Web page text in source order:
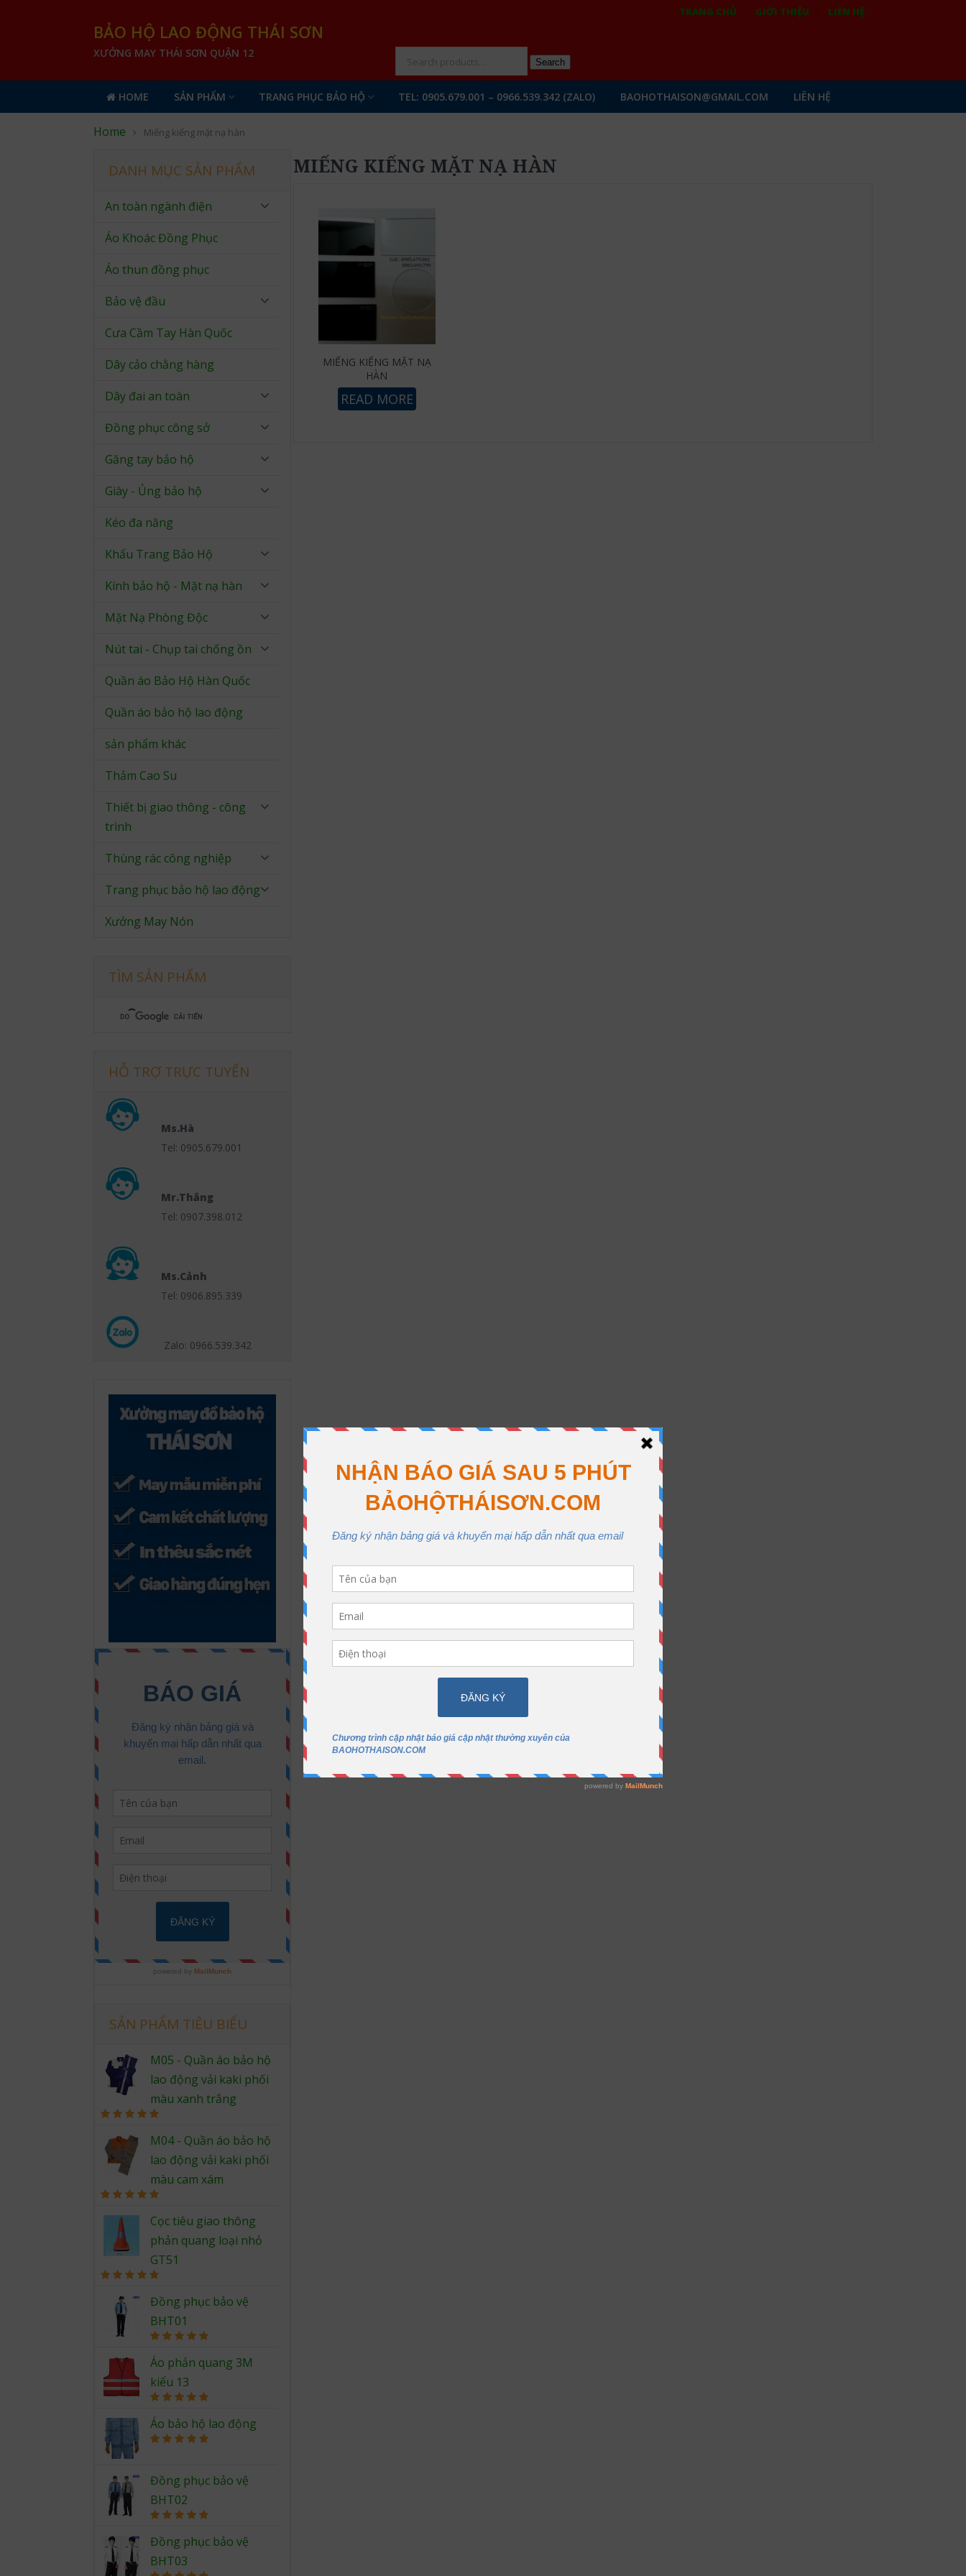
TRANG CHỦ GIỚI THIỆU LIÊN HỆ
BẢO HỘ LAO ĐỘNG THÁI SƠN
XƯỞNG MAY THÁI SƠN QUẬN 12
Search
HOME SẢN PHẨM TRANG PHỤC BẢO HỘ TEL: 0905.679.001 – 0966.539.342 (ZALO) BAOHOTHAISON@GMAIL.COM LIÊN HỆ
Home Miếng kiếng mặt nạ hàn
MIẾNG KIẾNG MẶT NẠ HÀN
MIẾNG KIẾNG MẶT NẠ
HÀN
READ MORE
DANH MỤC SẢN PHẨM
An toàn ngành điện
Áo Khoác Đồng Phục
Áo thun đồng phục
Bảo vệ đầu
Cưa Cầm Tay Hàn Quốc
Dây cảo chằng hàng
Dây đai an toàn
Đồng phục công sở
Găng tay bảo hộ
Giày - Ủng bảo hộ
Kéo đa năng
Khẩu Trang Bảo Hộ
Kính bảo hộ - Mặt nạ hàn
Mặt Nạ Phòng Độc
Nút tai - Chụp tai chống ồn
Quần áo Bảo Hộ Hàn Quốc
Quần áo bảo hộ lao động
sản phẩm khác
Thảm Cao Su
Thiết bị giao thông - công
trình
Thùng rác công nghiệp
Trang phục bảo hộ lao động
Xưởng May Nón
TÌM SẢN PHẨM
HỖ TRỢ TRỰC TUYẾN
Ms.Hà
Tel: 0905.679.001
Mr.Thắng
Tel: 0907.398.012
Ms.Cảnh
Tel: 0906.895.339
Zalo: 0966.539.342
SẢN PHẨM TIÊU BIỂU
M05 - Quần áo bảo hộ
lao động vải kaki phối
màu xanh trắng
out of 5
M04 - Quần áo bảo hộ
lao động vải kaki phối
màu cam xám
out of 5
Cọc tiêu giao thông
phản quang loại nhỏ
GT51
out of 5
Đồng phục bảo vệ
BHT01
out of 5
Áo phản quang 3M
kiểu 13
out of 5
Áo bảo hộ lao động
Đồng phục bảo vệ
BHT02
out of 5
Đồng phục bảo vệ
BHT03